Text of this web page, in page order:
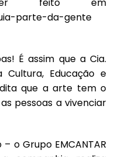
feito em
parte-da-gente
É assim que a Cia.
Cultura, Educação e
que a arte tem o
pessoas a vivenciar
o Grupo EMCANTAR